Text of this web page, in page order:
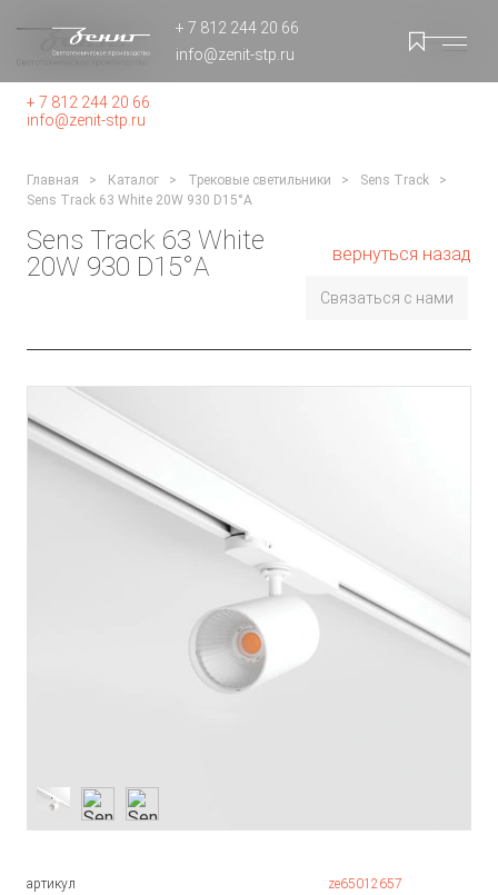
+ 7 812 244 20 66
info@zenit-stp.ru
+ 7 812 244 20 66
info@zenit-stp.ru
Главная Каталог Трековые светильники
Sens Track
Sens Track 63 White 20W 930 D15°A
Sens Track 63 White
20W 930 D15°A
Связаться с нами
вернуться назад
артикул ze65012657